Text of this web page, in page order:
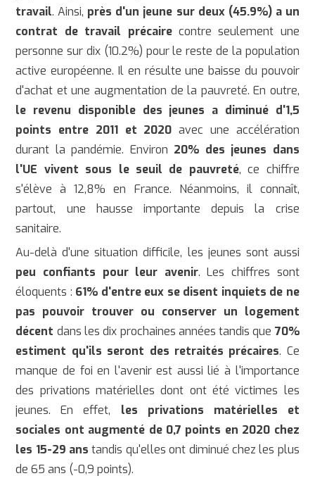
travail. Ainsi, près d'un jeune sur deux (45.9%) a un
contrat de travail précairecontre seulement une
personne sur dix (10.2%) pour le reste de la population
active européenne. Il en résulte une baisse du pouvoir
d'achat et une augmentation de la pauvreté. En outre,
le revenu disponible des jeunes a diminué d'1,5
points entre 2011 et 2020 avec une accélération
durant la pandémie. Environ 20% des jeunes dans
l'UE vivent sous le seuil de pauvreté, ce chiffre
s'élève à 12,8% en France. Néanmoins, il connaît,
partout, une hausse importante depuis la crise
sanitaire.
Au-delà d'une situation difficile, les jeunes sont aussi
peu confiants pour leur avenir. Les chiffres sont
éloquents : 61% d'entre eux se disent inquiets de ne
pas pouvoir trouver ou conserver un logement
décent dans les dix prochaines années tandis que 70%
estiment qu'ils seront des retraités précaires. Ce
manque de foi en l'avenir est aussi lié à l'importance
des privations matérielles dont ont été victimes les
jeunes. En effet, les privations matérielles et
sociales ont augmenté de 0,7 points en 2020 chez
les 15-29 ans tandis qu'elles ont diminué chez les plus
de 65 ans (-0,9 points).